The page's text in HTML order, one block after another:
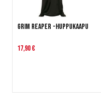
Grim Reaper -huppukaapu
17,90 €